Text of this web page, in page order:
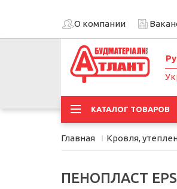
О компании
КАТАЛОГ ТОВАРОВ
Главная Кровля,
ПЕНОПЛАСТ